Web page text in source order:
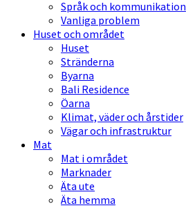
Språk och kommunikation
Vanliga problem
Huset och området
Huset
Stränderna
Byarna
Bali Residence
Öarna
Klimat, väder och årstider
Vägar och infrastruktur
Mat
Mat i området
Marknader
Äta ute
Äta hemma